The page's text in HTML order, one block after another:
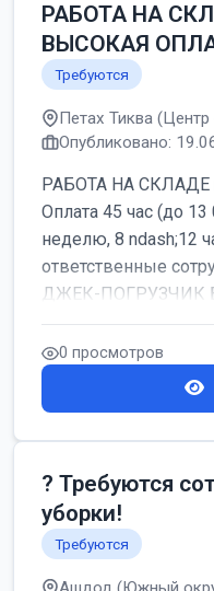
РАБОТА НА
ВЫСОКАЯ
Требуются
Петах Тиква (Центр
Опубликовано:
РАБОТА НА СКЛАДЕ
Оплата 45 час (до
неделю, 8 ndash;12
ответственные
ДЖЕК-ПОГРУЗЧИК
0 просмотров
? Требуются
уборки!
Требуются